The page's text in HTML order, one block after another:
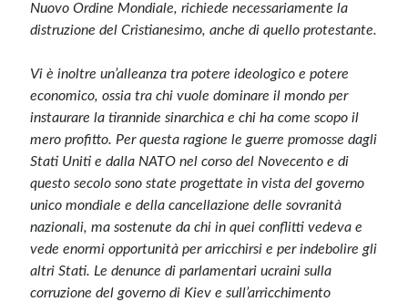
Nuovo Ordine Mondiale, richiede necessariamente la
distruzione del Cristianesimo, anche di quello protestante.
Vi è inoltre un’alleanza tra potere ideologico e potere
economico, ossia tra chi vuole dominare il mondo per
instaurare la tirannide sinarchica e chi ha come scopo il
mero profitto. Per questa ragione le guerre promosse dagli
Stati Uniti e dalla NATO nel corso del Novecento e di
questo secolo sono state progettate in vista del governo
unico mondiale e della cancellazione delle sovranità
nazionali, ma sostenute da chi in quei conflitti vedeva e
vede enormi opportunità per arricchirsi e per indebolire gli
altri Stati. Le denunce di parlamentari ucraini sulla
corruzione del governo di Kiev e sull’arricchimento